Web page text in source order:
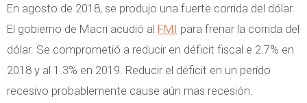
En agosto de 2018, se produjo una fuerte corrida del dólar.
El gobierno de Macri acudió al FMI para frenar la corrida del
dólar. Se comprometió a reducir en déficit fiscal e 2.7% en
2018 y al 1.3% en 2019. Reducir el déficit en un perído
recesivo probablemente cause aún mas recesión.